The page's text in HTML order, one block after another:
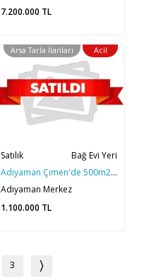
7.200.000 TL
Arsa Tarla İlanları Acil
Satılık
Bağ Evi Yeri
Adıyaman Çimen'de 500m2 Kooperatif Hisseli Bağ Evi Yeri
Adıyaman Merkez
1.100.000 TL
3